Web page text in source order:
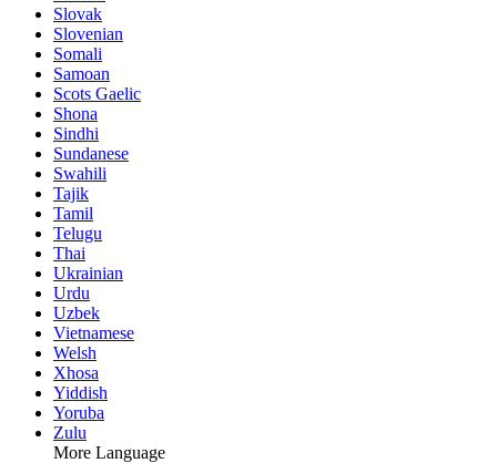
Slovak
Slovenian
Somali
Samoan
Scots Gaelic
Shona
Sindhi
Sundanese
Swahili
Tajik
Tamil
Telugu
Thai
Ukrainian
Urdu
Uzbek
Vietnamese
Welsh
Xhosa
Yiddish
Yoruba
Zulu
More Language